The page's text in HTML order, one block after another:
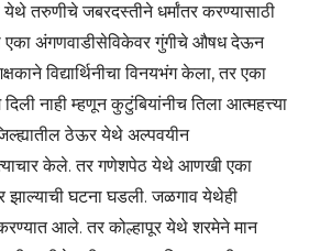
येथे तरुणीचे जबरदस्तीने धर्मांतर करण्यासाठी
एका अंगणवाडीसेविकेवर गुंगीचे औषध देऊन
विद्यार्थिनीचा विनयभंग केला, तर एका
नाही म्हणून कुटुंबियांनीच तिला आत्महत्त्या
ठेऊर येथे अल्पवयीन
केले. तर गणेशपेठ येथे आणखी एका
झाल्याची घटना घडली. जळगाव येथेही
आले. तर कोल्हापूर येथे शरमेने मान